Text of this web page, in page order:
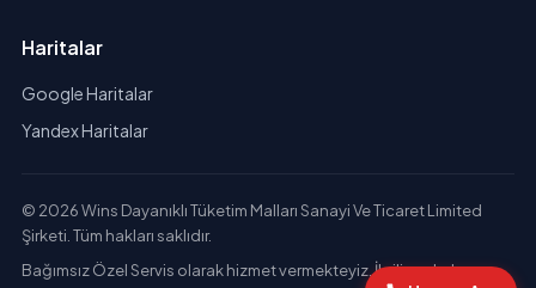
Haritalar
Google Haritalar
Yandex Haritalar
© 2026 Wins Dayanıklı Tüketim Malları Sanayi Ve Ticaret Limited
Şirketi. Tüm hakları saklıdır.
Bağımsız Özel Servis olarak hizmet vermekteyiz. İlgili markaların